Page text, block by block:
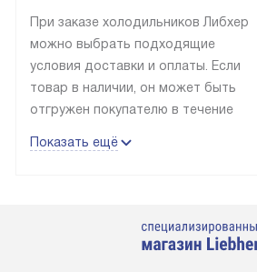
При заказе холодильников Либхер
можно выбрать подходящие
условия доставки и оплаты. Если
товар в наличии, он может быть
отгружен покупателю в течение
лейблом доставляется бесплатно
Показать ещё